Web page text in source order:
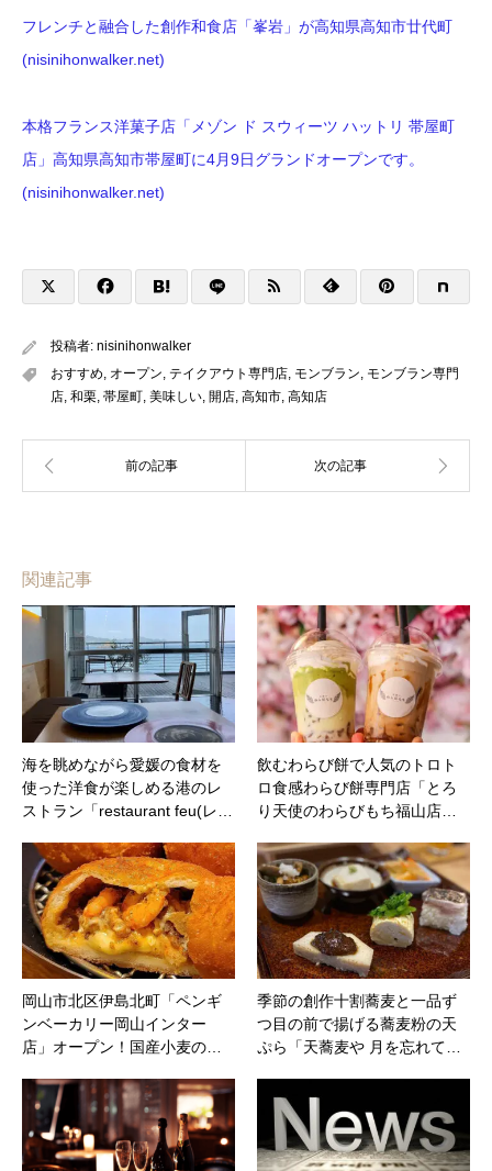
フレンチと融合した創作和食店「峯岩」が高知県高知市廿代町
(nisinihonwalker.net)
本格フランス洋菓子店「メゾン ド スウィーツ ハットリ 帯屋町
店」高知県高知市帯屋町に4月9日グランドオープンです。
(nisinihonwalker.net)
投稿者: nisinihonwalker
おすすめ, オープン, テイクアウト専門店, モンブラン, モンブラン専門
店, 和栗, 帯屋町, 美味しい, 開店, 高知市, 高知店
関連記事
海を眺めながら愛媛の食材を
使った洋食が楽しめる港のレ
ストラン「restaurant feu(レ…
飲むわらび餅で人気のトロト
ロ食感わらび餅専門店「とろ
り天使のわらびもち福山店…
岡山市北区伊島北町「ペンギ
ンベーカリー岡山インター
店」オープン！国産小麦の…
季節の創作十割蕎麦と一品ず
つ目の前で揚げる蕎麦粉の天
ぷら「天蕎麦や 月を忘れて…